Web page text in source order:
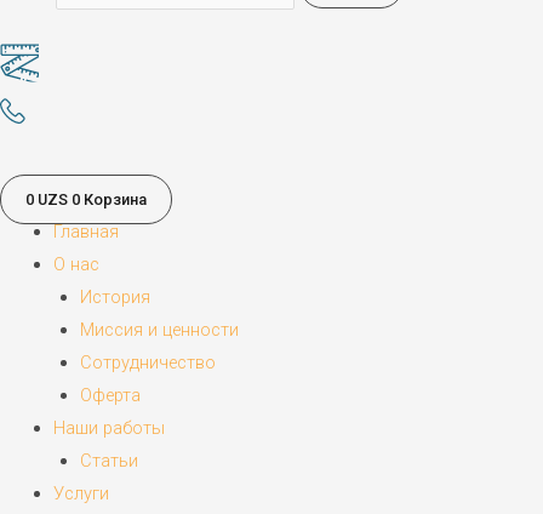
0 UZS 0 Корзина
Главная
О нас
История
Миссия и ценности
Сотрудничество
Оферта
Наши работы
Статьи
Услуги